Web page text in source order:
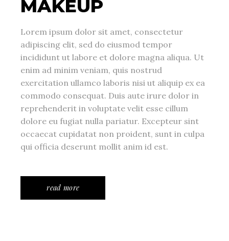
MAKEUP
Lorem ipsum dolor sit amet, consectetur
adipiscing elit, sed do eiusmod tempor
incididunt ut labore et dolore magna aliqua. Ut
enim ad minim veniam, quis nostrud
exercitation ullamco laboris nisi ut aliquip ex ea
commodo consequat. Duis aute irure dolor in
reprehenderit in voluptate velit esse cillum
dolore eu fugiat nulla pariatur. Excepteur sint
occaecat cupidatat non proident, sunt in culpa
qui officia deserunt mollit anim id est.
read more